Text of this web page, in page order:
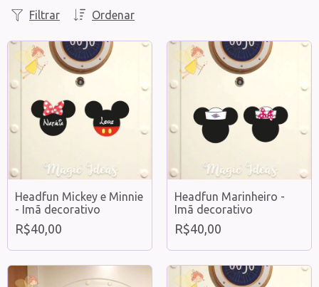
Ordenar
Filtrar
Headfun Mickey e Minnie
- Imã decorativo
R$40,00
Headfun Marinheiro -
Imã decorativo
R$40,00